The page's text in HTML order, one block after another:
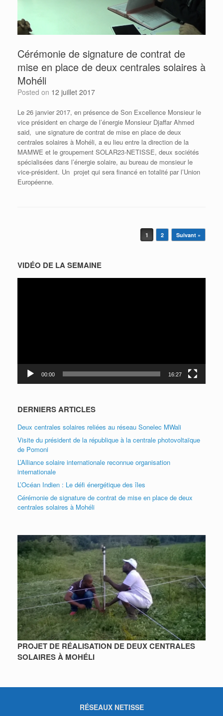
Cérémonie de signature de contrat de
mise en place de deux centrales solaires à
Mohéli
Posted on 12 juillet 2017
Le 26 janvier 2017, en présence de Son Excellence Monsieur le
vice président en charge de l’énergie Monsieur Djaffar Ahmed
said, une signature de contrat de mise en place de deux
centrales solaires à Mohéli, a eu lieu entre la direction de la
MAMWE et le groupement SOLAR23-NETISSE, deux sociétés
spécialisées dans l’énergie solaire, au bureau de monsieur le
vice-président. Un projet qui sera financé en totalité par l’Union
Européenne.
1 2 Suivant »
VIDÉO DE LA SEMAINE
00:00 16:27
DERNIERS ARTICLES
Deux centrales solaires reliées au réseau Sonelec MWali
Visite du président de la république à la centrale photovoltaïque
de Pomoni
L’Alliance solaire internationale reconnue organisation
internationale
L’Océan Indien : Le défi énergétique des îles
Cérémonie de signature de contrat de mise en place de deux
centrales solaires à Mohéli
PROJET DE RÉALISATION DE DEUX CENTRALES
SOLAIRES À MOHÉLI
RÉSEAUX NETISSE